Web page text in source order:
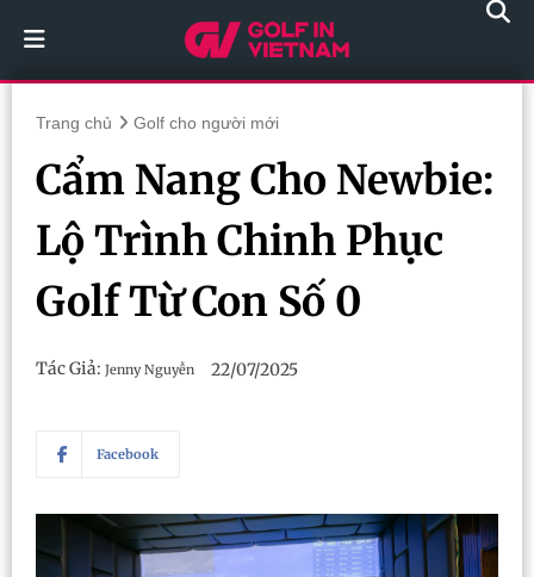
Trang chủ Golf cho người mới
Cẩm Nang Cho Newbie:
Lộ Trình Chinh Phục
Golf Từ Con Số 0
Tác Giả: Jenny Nguyễn 22/07/2025
Facebook